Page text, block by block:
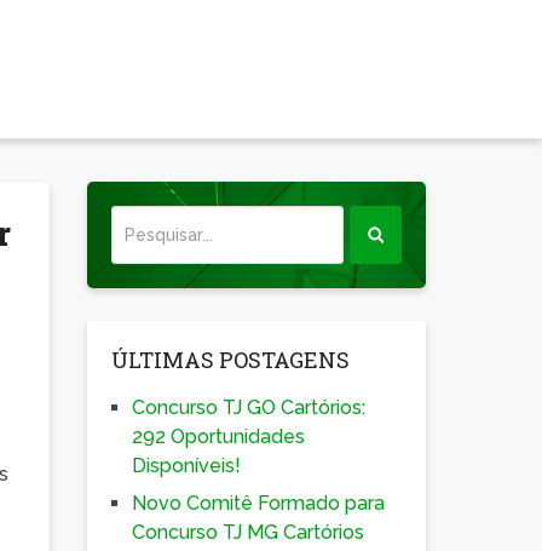
ÚLTIMAS POSTAGENS
Concurso TJ GO Cartórios:
292 Oportunidades
Disponíveis!
Novo Comitê Formado para
Concurso TJ MG Cartórios